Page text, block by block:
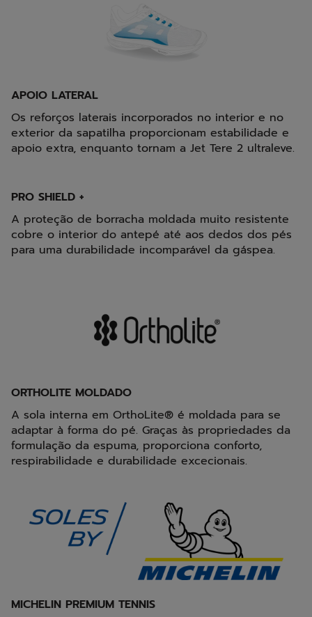
APOIO LATERAL
Os reforços laterais incorporados no interior e no
exterior da sapatilha proporcionam estabilidade e
apoio extra, enquanto tornam a Jet Tere 2 ultraleve.
PRO SHIELD +
A proteção de borracha moldada muito resistente
cobre o interior do antepé até aos dedos dos pés
para uma durabilidade incomparável da gáspea.
ORTHOLITE MOLDADO
A sola interna em OrthoLite® é moldada para se
adaptar à forma do pé. Graças às propriedades da
formulação da espuma, proporciona conforto,
respirabilidade e durabilidade excecionais.
MICHELIN PREMIUM TENNIS